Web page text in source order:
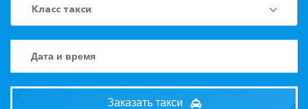
Класс такси
Заказать такси